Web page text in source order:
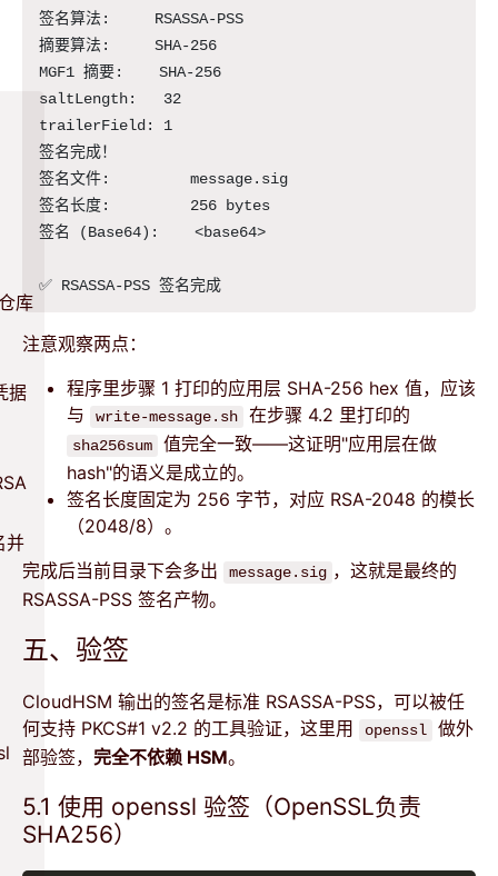
库
据
并
签名算法:     RSASSA-PSS
摘要算法:     SHA-256
MGF1 摘要:    SHA-256
saltLength:   32
trailerField: 1
签名完成！
签名文件:         message.sig
签名长度:         256 bytes
签名 (Base64):    <base64>
注意观察两点：
程序里步骤 1 打印的应用层 SHA-256 hex 值，应该
与
write-message.sh 在步骤 4.2 里打印的
sha256sum
值完全一致——这证明"应用层在做
hash"的语义是成立的。
签名长度固定为 256 字节，对应 RSA-2048 的模长
（2048/8）。
完成后当前目录下会多出
message.sig ，这就是最终的
RSASSA-PSS 签名产物。
五、验签
CloudHSM 输出的签名是标准 RSASSA-PSS，可以被任
何支持 PKCS#1 v2.2 的工具验证，这里用
openssl
做外
部验签， 完全不依赖 HSM。
5.1 使用 openssl 验签（OpenSSL负责
SHA256）